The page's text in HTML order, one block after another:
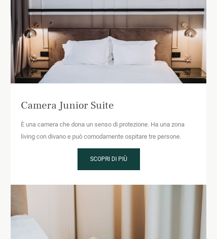
Camera Junior Suite
È una camera che dona un senso di protezione. Ha una zona
living con divano e può comodamente ospitare tre persone.
SCOPRI DI PIÙ